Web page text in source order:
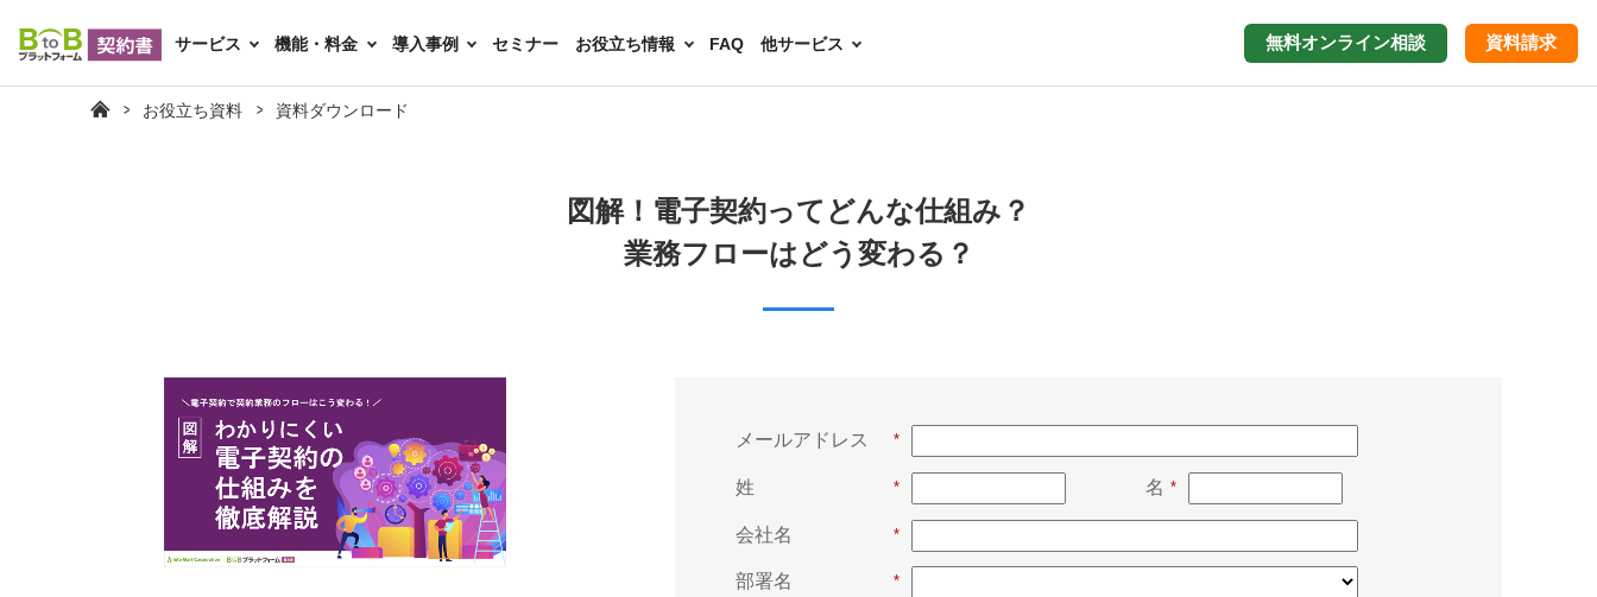
無料オンライン相談 資料請求
サービス 機能・料金 導入事例 セミナー お役立ち情報 FAQ 他サービス
お役立ち資料 資料ダウンロード
図解！電子契約ってどんな仕組み？
業務フローはどう変わる？